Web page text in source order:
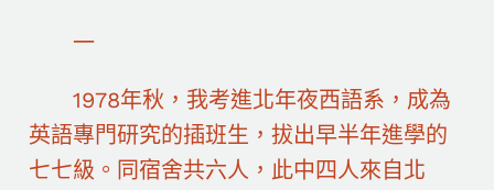
一
1978年秋，我考進北年夜西語系，成為
英語專門研究的插班生，拔出早半年進學的
七七級。同宿舍共六人，此中四人來自北